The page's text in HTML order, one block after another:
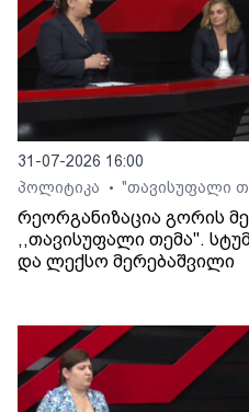
31-07-2026 16:00
პოლიტიკა
• "თავისუფალი
რეორგანიზაცია გორის
,,თავისუფალი თემა".
და ლექსო მერებაშვილი